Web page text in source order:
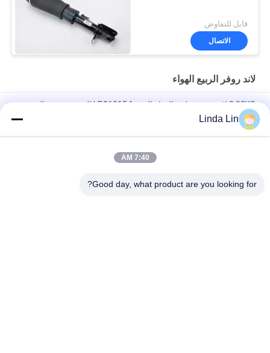
قابل للتفاوض
الاتصال
لاند روفر الربيع الهواء
9.98KG لاند روفر تعليق الهواء الربيع LR060154 الجبهة موقف الحق
أجزاء
الجيل الثاني 4.0 و 4.6 P38a لاند روفر الهواء الخوار المطاط الربيع
Linda Lin
7:40 AM
Good day, what product are you looking for?